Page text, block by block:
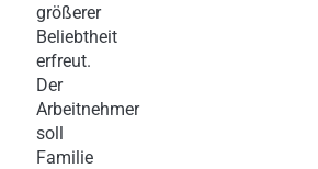
größerer
Beliebtheit
erfreut.
Der
Arbeitnehmer
soll
Familie